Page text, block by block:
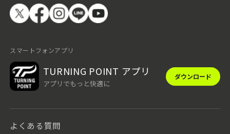
スマートフォンアプリ
TURNING POINT アプリ
アプリでもっと快適に
ダウンロード
よくある質問